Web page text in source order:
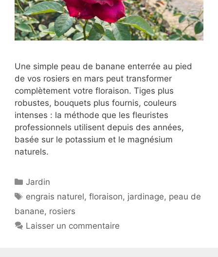
Une simple peau de banane enterrée au pied
de vos rosiers en mars peut transformer
complètement votre floraison. Tiges plus
robustes, bouquets plus fournis, couleurs
intenses : la méthode que les fleuristes
professionnels utilisent depuis des années,
basée sur le potassium et le magnésium
naturels.
Catégories
Jardin
Étiquettes
engrais naturel,floraison, jardinage, peau de
banane, rosiers
Laisser un commentaire